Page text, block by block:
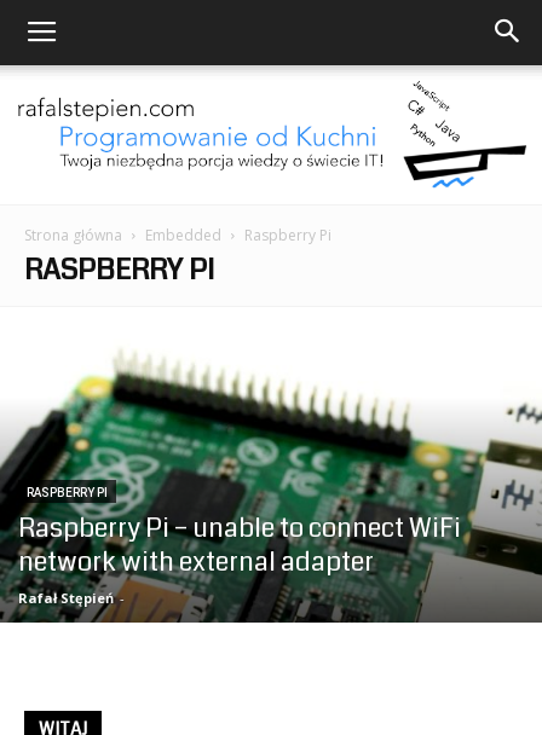
Kuchni
Strona główna Embedded Raspberry Pi
RASPBERRY PI
RASPBERRY PI
Raspberry Pi – unable to connect WiFi
network with external adapter
Rafał Stępień -
WITAJ